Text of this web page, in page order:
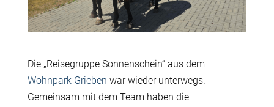
Die „Reisegruppe Sonnenschein“ aus dem
Wohnpark Grieben war wieder unterwegs.
Gemeinsam mit dem Team haben die